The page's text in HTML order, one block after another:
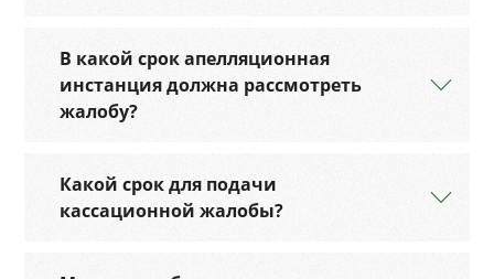
В какой срок апелляционная
инстанция должна рассмотреть
жалобу?
Какой срок для подачи
кассационной жалобы?